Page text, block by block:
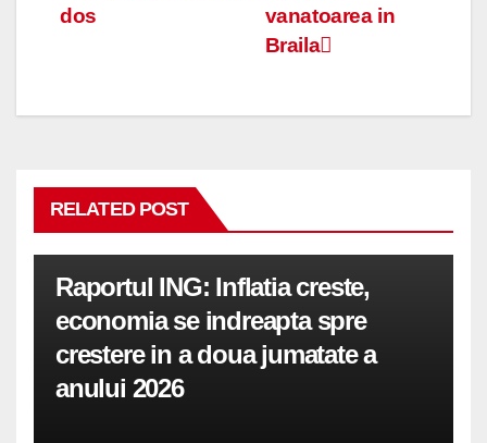
articole
vanatoarea in
Braila
dos
RELATED POST
Raportul ING: Inflatia creste,
economia se indreapta spre
crestere in a doua jumatate a
anului 2026